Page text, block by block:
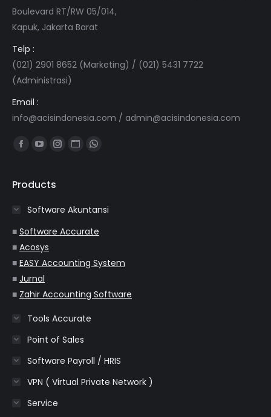
Boulevard RT/RW 05/014,
Kapuk, Jakarta Barat
Telp :
(021) 2901 8652 (Marketing) / (021) 5431 7722
(Administrasi)
Email :
info@acisindonesia.com / admin@acisindonesia.com
Find us on:
Facebook
opens
new
window
YouTube
opens
new
window
Instagram
new
window
Website
new
window
Whatsapp
new
window
Products
Software Akuntansi
■ Software Accurate
■ Acosys
■ EASY Accounting System
■ Jurnal
■ Zahir Accounting Software
Tools Accurate
Point of Sales
Software Payroll / HRIS
VPN ( Virtual Private Network )
Service